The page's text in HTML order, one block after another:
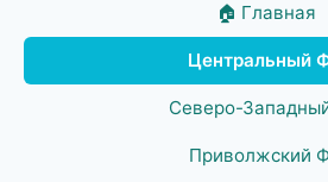
🏠 Главная
Центральный
Северо-
Приволжский